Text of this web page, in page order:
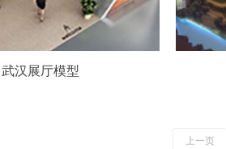
武汉展厅模型
上一页